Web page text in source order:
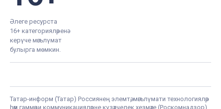
Әлеге ресурста
16+ категорияләренә
керүче мәгълүмат
булырга мөмкин.
Татар-информ (Татар) Россиянең элемтә, мәгълүмати технологияләр
һәм гаммәви коммуникацияләрне күзәтчелек хезмәте (Роскомнадзор)